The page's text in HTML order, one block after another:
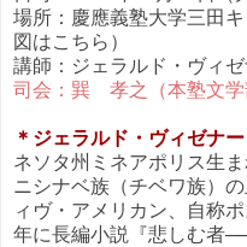
場所：慶應義塾大学三田
図はこちら）
講師：ジェラルド・ヴィ
司会：巽 孝之（本塾文学
＊ジェラルド・ヴィゼナ
ネソタ州ミネアポリス生
ニシナベ族（チベワ族）
ィヴ・アメリカン、自称
年に長編小説『悲しむ者